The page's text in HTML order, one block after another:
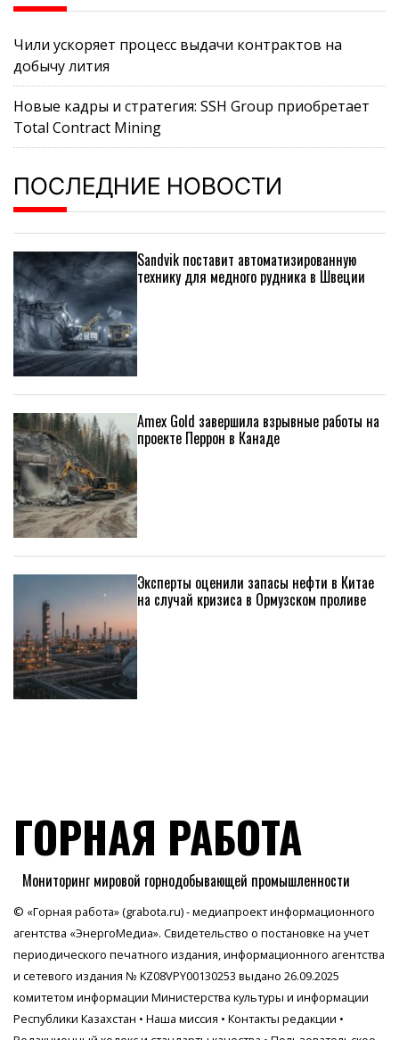
Чили ускоряет процесс выдачи контрактов на
добычу лития
Новые кадры и стратегия: SSH Group приобретает
Total Contract Mining
ПОСЛЕДНИЕ НОВОСТИ
Sandvik поставит автоматизированную
технику для медного рудника в Швеции
Amex Gold завершила взрывные работы на
проекте Перрон в Канаде
Эксперты оценили запасы нефти в Китае
на случай кризиса в Ормузском проливе
ГОРНАЯ РАБОТА
Мониторинг мировой горнодобывающей промышленности
© «Горная работа» (grabota.ru) - медиапроект информационного
агентства «ЭнергоМедиа». Свидетельство о постановке на учет
периодического печатного издания, информационного агентства
и сетевого издания № KZ08VPY00130253 выдано 26.09.2025
комитетом информации Министерства культуры и информации
Республики Казахстан • Наша миссия • Контакты редакции •